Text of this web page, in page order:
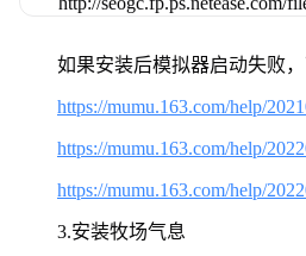
如果安装后模拟器启动失败
https://mumu.163.com/help/
https://mumu.163.com/help/
https://mumu.163.com/help/
3.安装牧场气息